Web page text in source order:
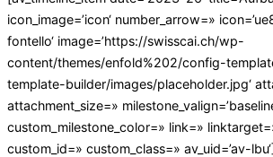
icon_image=’icon‘ number_arrow=»
fontello‘ image=’https://swisscai.ch/wp-
content/themes/enfold%202/config-
template-builder/images/placeholder.jpg‘
attachment_size=»
custom_milestone_color=» link=»
custom_id=» custom_class=» av_uid=’av-